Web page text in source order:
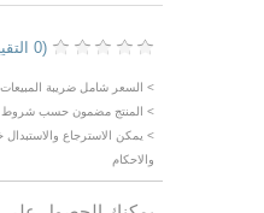
(0 التقييمات)
> السعر شامل ضريبة المبيعات
> المنتج مضمون حسب شروط
والاحكام